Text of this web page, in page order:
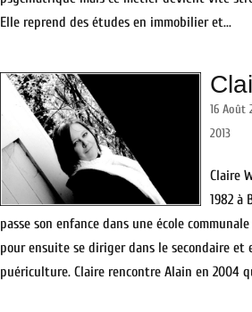
Elle reprend des études en immobilier et...
16 Août
2013
Claire
1982 à
passe son enfance dans une école
pour ensuite se diriger dans le secondaire et
puériculture. Claire rencontre Alain en 2004